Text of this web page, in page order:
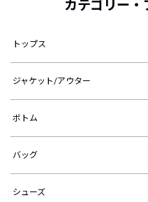
カテゴリー
トップス
ジャケット/アウター
ボトム
バッグ
シューズ